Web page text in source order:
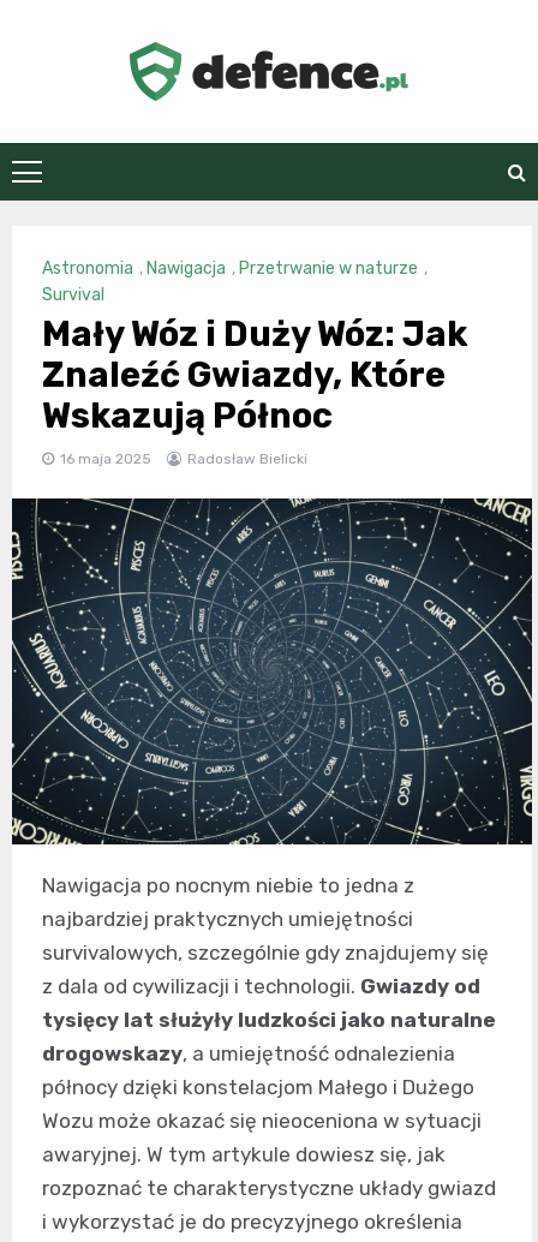
defence.pl
Astronomia , Nawigacja , Przetrwanie w naturze ,
Survival
Mały Wóz i Duży Wóz: Jak
Znaleźć Gwiazdy, Które
Wskazują Północ
16 maja 2025 Radosław Bielicki
Nawigacja po nocnym niebie to jedna z
najbardziej praktycznych umiejętności
survivalowych, szczególnie gdy znajdujemy się
z dala od cywilizacji i technologii. Gwiazdy od
tysięcy lat służyły ludzkości jako naturalne
drogowskazy, a umiejętność odnalezienia
północy dzięki konstelacjom Małego i Dużego
Wozu może okazać się nieoceniona w sytuacji
awaryjnej. W tym artykule dowiesz się, jak
rozpoznać te charakterystyczne układy gwiazd
i wykorzystać je do precyzyjnego określenia